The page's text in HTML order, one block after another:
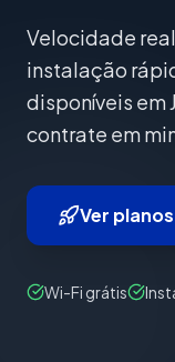
Velocidade
instalação
disponíveis em
contrate em
Ver planos
Wi-Fi grátis